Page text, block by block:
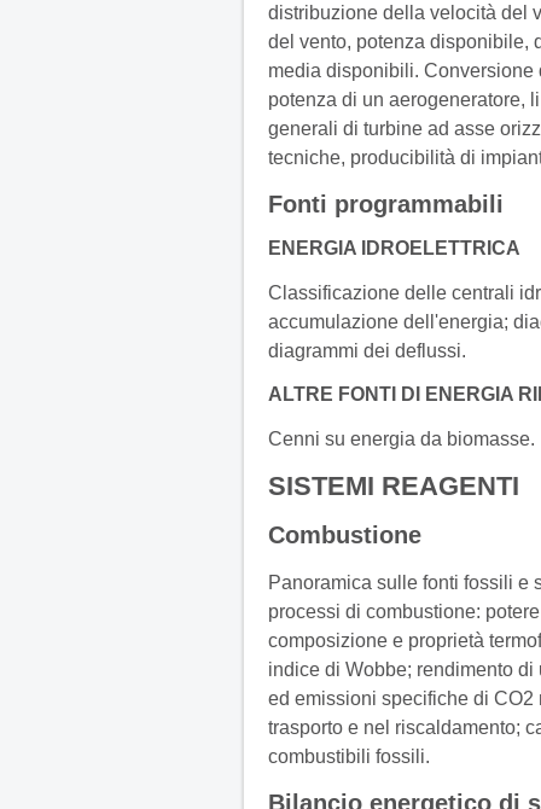
distribuzione della velocità del
del vento, potenza disponibile,
media disponibili.
potenza di un aerogeneratore,
generali di turbine ad asse
tecniche, producibilità di
Fonti programmabili
ENERGIA IDROELETTRICA
Classificazione delle centrali
accumulazione dell'energia;
diagrammi dei deflussi.
ALTRE FONTI DI ENERGIA
Cenni su energia da biomasse.
SISTEMI REAGENTI
Combustione
Panoramica sulle fonti fossili e
processi di combustione:
composizione e proprietà
indice di Wobbe; rendimento
ed emissioni specifiche di
trasporto e nel riscaldamento;
combustibili fossili.
Bilancio energetico di